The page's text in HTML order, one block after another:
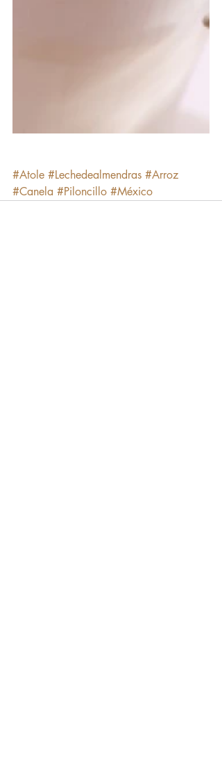
#Atole #Lechedealmendras #Arroz
#Canela #Piloncillo #México